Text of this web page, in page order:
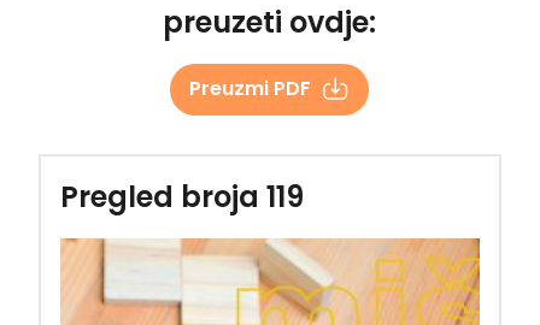
preuzeti ovdje:
Preuzmi PDF
Pregled broja 119